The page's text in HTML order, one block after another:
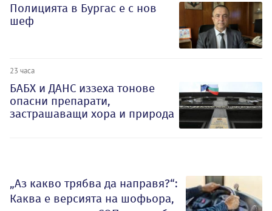
Полицията в Бургас е с нов
шеф
23 часа
БАБХ и ДАНС иззеха тонове
опасни препарати,
застрашаващи хора и природа
„Аз какво трябва да направя?“:
Каква е версията на шофьора,